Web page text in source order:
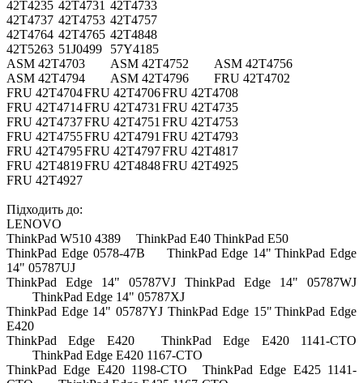
42T4235 42T4731 42T4733
42T4737 42T4753 42T4757
42T4764 42T4765 42T4848
42T5263 51J0499
57Y4185
ASM 42T4703
ASM 42T4752
ASM 42T4756
ASM 42T4794
ASM 42T4796
FRU 42T4702
FRU 42T4704FRU 42T4706FRU 42T4708
FRU 42T4714FRU 42T4731 FRU 42T4735
FRU 42T4737FRU 42T4751 FRU 42T4753
FRU 42T4755FRU 42T4791 FRU 42T4793
FRU 42T4795FRU 42T4797FRU 42T4817
FRU 42T4819FRU 42T4848FRU 42T4925
FRU 42T4927
Підходить до:
LENOVO
ThinkPad W510 4389
ThinkPad E40 ThinkPad E50
ThinkPad Edge 0578-47B
ThinkPad Edge 14" ThinkPad Edge
14" 05787UJ
ThinkPad Edge 14" 05787VJ
ThinkPad Edge 14" 05787WJ
ThinkPad Edge 14" 05787XJ
ThinkPad Edge 14" 05787YJ ThinkPad Edge 15" ThinkPad Edge
E420
ThinkPad Edge E420
ThinkPad Edge E420 1141-CTO
ThinkPad Edge E420 1167-CTO
ThinkPad Edge E420 1198-CTO
ThinkPad Edge E425 1141-